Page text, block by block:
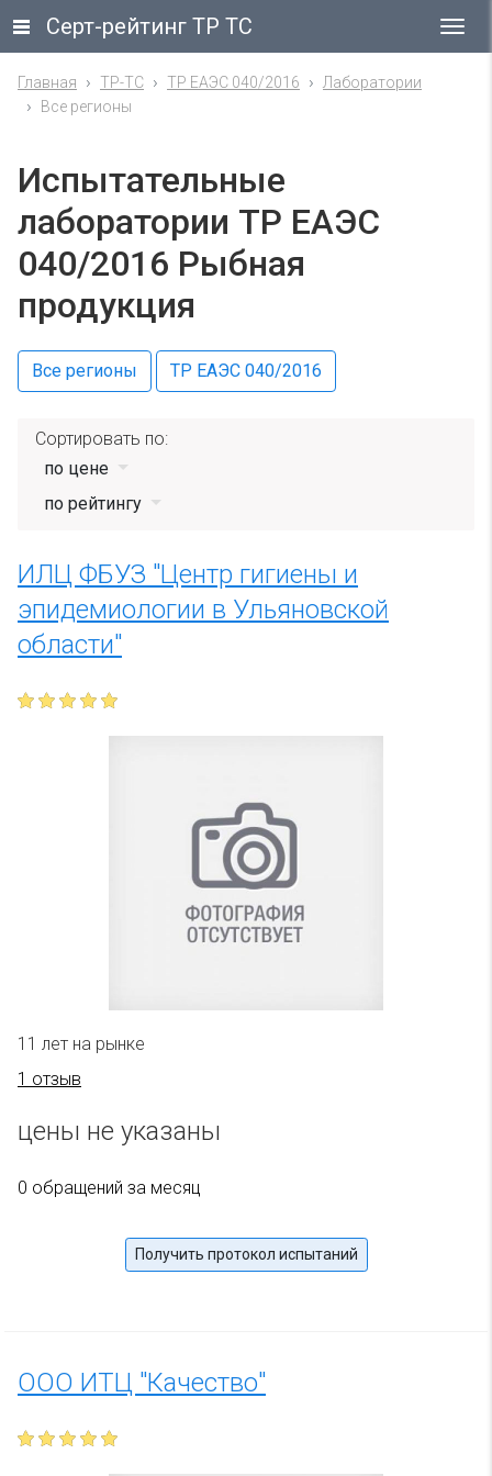
Серт-рейтинг ТР ТС
Главная ТР-ТС ТР ЕАЭС 040/2016
Лаборатории
Все регионы
Испытательные
лаборатории ТР ЕАЭС
040/2016 Рыбная
продукция
Все регионы ТР ЕАЭС 040/2016
Сортировать по:
по цене
по рейтингу
ИЛЦ ФБУЗ "Центр гигиены и
эпидемиологии в Ульяновской
области"
11 лет на рынке
1 отзыв
цены не указаны
0 обращений за месяц
Получить протокол испытаний
ООО ИТЦ "Качество"